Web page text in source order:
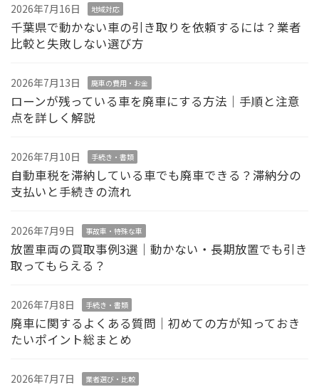
2026年7月16日 地域対応
千葉県で動かない車の引き取りを依頼するには？業者
比較と失敗しない選び方
2026年7月13日 廃車の費用・お金
ローンが残っている車を廃車にする方法｜手順と注意
点を詳しく解説
2026年7月10日 手続き・書類
自動車税を滞納している車でも廃車できる？滞納分の
支払いと手続きの流れ
2026年7月9日 事故車・特殊な車
放置車両の買取事例3選｜動かない・長期放置でも引き
取ってもらえる？
2026年7月8日 手続き・書類
廃車に関するよくある質問｜初めての方が知っておき
たいポイント総まとめ
2026年7月7日 業者選び・比較